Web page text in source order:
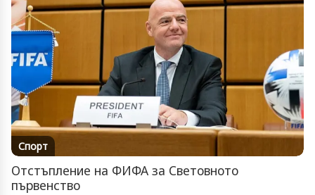
Спорт
Отстъпление на ФИФА за Световното
първенство